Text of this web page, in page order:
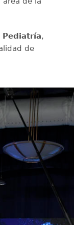
Pediatría,
de